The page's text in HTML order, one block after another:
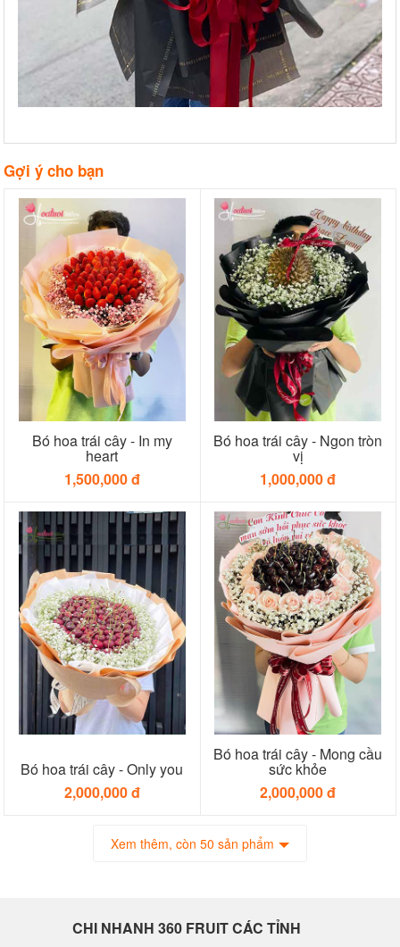
Gợi ý cho bạn
Bó hoa trái cây - In my
heart
1,500,000 đ
Bó hoa trái cây - Ngon tròn
vị
1,000,000 đ
Bó hoa trái cây - Only you
2,000,000 đ
Bó hoa trái cây - Mong cầu
sức khỏe
2,000,000 đ
Xem thêm, còn 50 sản phẩm
CHI NHANH 360 FRUIT CÁC TỈNH